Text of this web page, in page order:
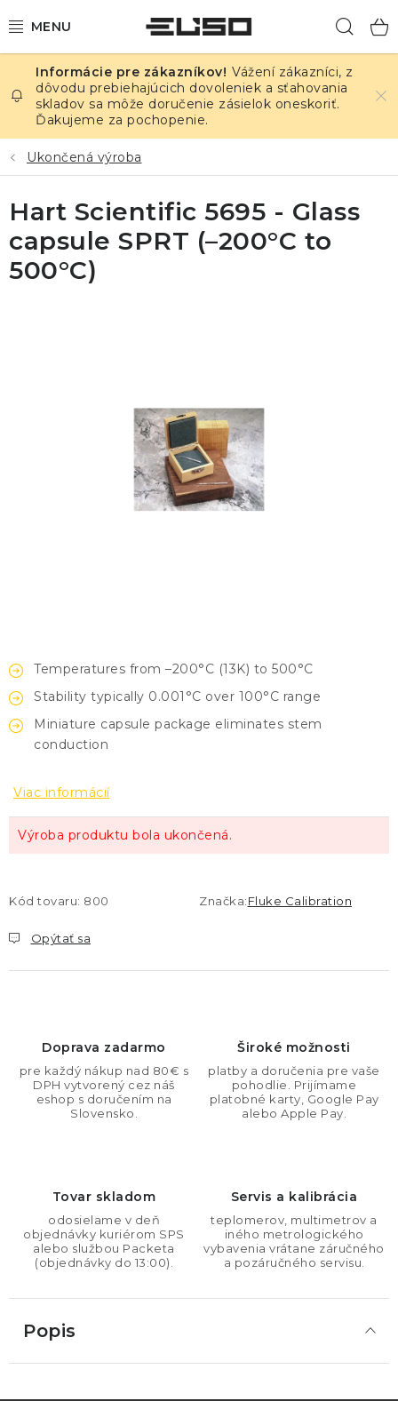
na
ELEKTRINA
TEPLOTA A VLHKOSŤ
TLAK A ÚNIKY
ZÁZNAMNÍKY
KALIBRÁCIA
Vážení zákazníci, z
dôvodu prebiehajúcich dovoleniek a sťahovania
skladov sa môže doručenie zásielok oneskoriť.
Ďakujeme za pochopenie.
Ukončená výroba
Temperatures from –200°C (13K) to 500°C
Stability typically 0.001°C over 100°C range
Miniature capsule package eliminates stem
conduction
Viac informácií
Výroba produktu bola ukončená.
Kód tovaru: 800 Značka:Fluke Calibration
Opýtať sa
Hart Scientific 5695 - Glass
capsule SPRT (–200°C to
500°C)
Doprava zadarmo
pre každý nákup nad 80€ s
DPH vytvorený cez náš
eshop s doručením na
Slovensko.
Široké možnosti
platby a doručenia pre vaše
pohodlie. Prijímame
platobné karty, Google Pay
alebo Apple Pay.
Tovar skladom
odosielame v deň
objednávky kuriérom SPS
alebo službou Packeta
(objednávky do 13:00).
Servis a kalibrácia
teplomerov, multimetrov a
iného metrologického
vybavenia vrátane záručného
a pozáručného servisu.
Popis